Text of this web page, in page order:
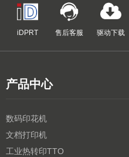
iDPRT 售后客服 驱动下载
产品中心
数码印花机
文档打印机
工业热转印TTO